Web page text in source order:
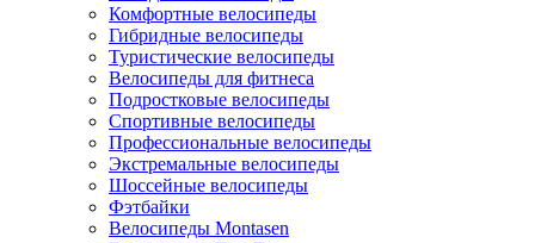
Комфортные велосипеды
Гибридные велосипеды
Туристические велосипеды
Велосипеды для фитнеса
Подростковые велосипеды
Спортивные велосипеды
Профессиональные велосипеды
Экстремальные велосипеды
Шоссейные велосипеды
Фэтбайки
Велосипеды Montasen